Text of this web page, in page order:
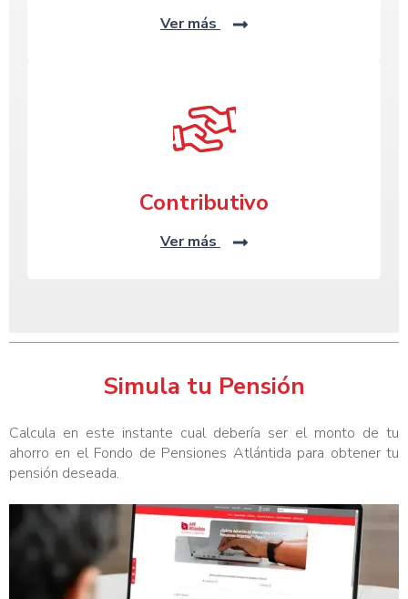
Ver más
Contributivo
Ver más
Simula tu Pensión
Calcula en este instante cual debería ser el monto de tu
ahorro en el Fondo de Pensiones Atlántida para obtener tu
pensión deseada.